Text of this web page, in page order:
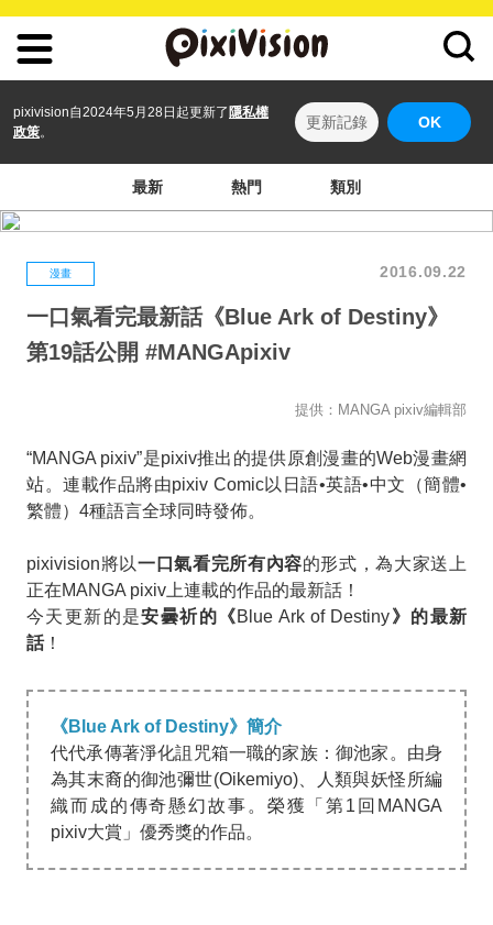
pixivision自2024年5月28日起更新了 隱私權
政策。
更新記錄 OK
最新 熱門 類別
漫畫 2016.09.22
一口氣看完最新話《Blue Ark of Destiny》
第19話公開 #MANGApixiv
提供：MANGA pixiv編輯部
“MANGA pixiv”是pixiv推出的提供原創漫畫的Web漫畫網
站。連載作品將由pixiv Comic以日語•英語•中文（簡體•
繁體）4種語言全球同時發佈。
pixivision將以一口氣看完所有內容的形式，為大家送上
正在MANGA pixiv上連載的作品的最新話！
今天更新的是安曇祈的《 Blue Ark of Destiny》的最新
話！
《Blue Ark of Destiny》簡介
代代承傳著淨化詛咒箱一職的家族：御池家。由身
為其末裔的御池彌世(Oikemiyo)、人類與妖怪所編
織而成的傳奇懸幻故事。榮獲「第1回MANGA
pixiv大賞」優秀獎的作品。